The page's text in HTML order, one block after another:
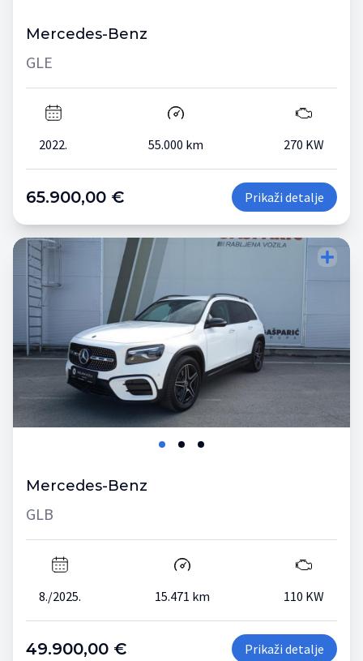
Mercedes-Benz
GLE
2022. 55.000 km 270 KW
65.900,00 € Prikaži detalje
Mercedes-Benz
GLB
8./2025. 15.471 km 110 KW
49.900,00 € Prikaži detalje